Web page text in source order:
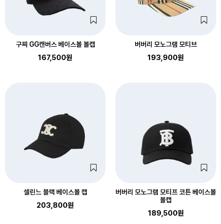
구찌 GG캔버스 베이스볼 볼캡
167,500원
버버리 모노그램 모티브
193,900원
셀린느 블랙 베이스볼 캡
203,800원
버버리 모노그램 모티프 코튼 베이스볼
볼캡
189,500원